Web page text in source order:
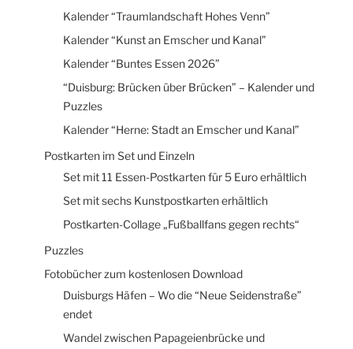
Kalender “Traumlandschaft Hohes Venn”
Kalender “Kunst an Emscher und Kanal”
Kalender “Buntes Essen 2026”
“Duisburg: Brücken über Brücken” – Kalender und
Puzzles
Kalender “Herne: Stadt an Emscher und Kanal”
Postkarten im Set und Einzeln
Set mit 11 Essen-Postkarten für 5 Euro erhältlich
Set mit sechs Kunstpostkarten erhältlich
Postkarten-Collage „Fußballfans gegen rechts“
Puzzles
Fotobücher zum kostenlosen Download
Duisburgs Häfen – Wo die “Neue Seidenstraße”
endet
Wandel zwischen Papageienbrücke und